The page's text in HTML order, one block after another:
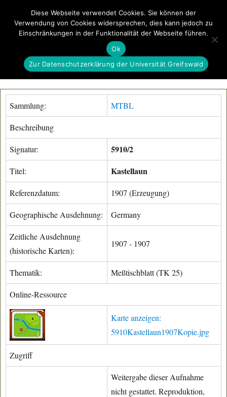
GeoGREIF MENÜ
Sammlung: MTBL
Beschreibung
Signatur: 5910/2
Titel: Kastellaun
Referenzdatum: 1907 (Erzeugung)
Geographische Ausdehnung: Germany
Zeitliche Ausdehnung
(historische Karten):
1907 - 1907
Thematik: Meßtischblatt (TK 25)
Online-Ressource
Karte anzeigen:
5910Kastellaun1907Kopie.jpg
Zugriff
Weitergabe dieser Aufnahme
nicht gestattet. Reproduktion,
Diese Webseite verwendet Cookies. Sie können der
Verwendung von Cookies widersprechen, dies kann jedoch zu
Einschränkungen in der Funktionalität der Webseite führen.
Ok
Zur Datenschutzerklärung der Universität Greifswald